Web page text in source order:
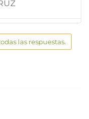
las respuestas.